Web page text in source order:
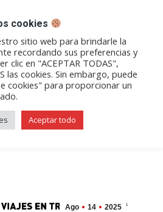
Abrir
enlace
en
una
ventana/pestaña
Abrir
enlace
en
una
ventana/pestaña
Abrir
enlace
en
una
ventana/pestaña
Abrir
enlace
en
una
Abrir
enlace
en
una
tren | Calendario
el segundo
Ago 14 2025
cookies
sitio web para brindarle la
recordando sus preferencias y
clic en "ACEPTAR TODAS",
las cookies. Sin embargo, puede
cookies" para proporcionar un
Aceptar todo